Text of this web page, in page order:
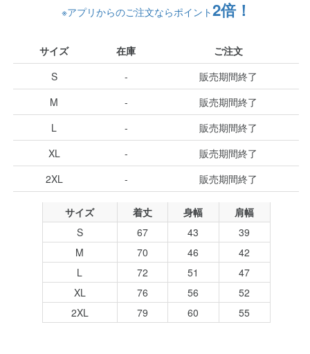
※アプリからのご注文ならポイント2倍！
サイズ 在庫
ご注文
S
-
販売期間終了
M
-
販売期間終了
L
-
販売期間終了
XL
-
販売期間終了
2XL
- 販売期間終了
サイズ 着丈 身幅
肩幅
S
67 43
39
M
70 46
42
L
72 51
47
XL
76 56
52
2XL
79 60 55